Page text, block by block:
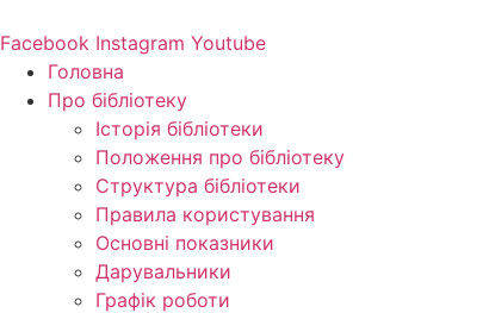
до
вмісту
Facebook Instagram Youtube
Головна
Про бібліотеку
Історія бібліотеки
Положення про бібліотеку
Структура бібліотеки
Правила користування
Основні показники
Дарувальники
Графік роботи